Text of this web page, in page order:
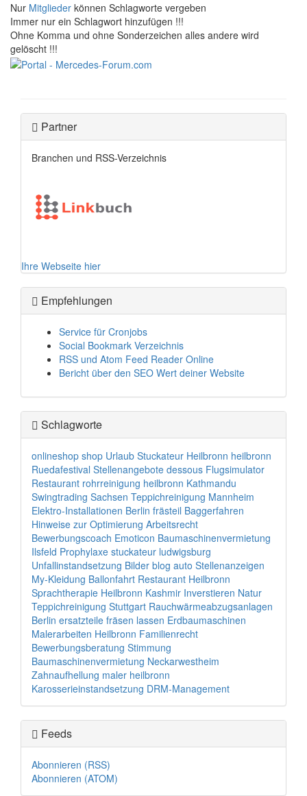
Nur Mitglieder können Schlagworte vergeben
Immer nur ein Schlagwort hinzufügen !!!
Ohne Komma und ohne Sonderzeichen alles andere wird
gelöscht !!!
Partner
Branchen und RSS-Verzeichnis
Ihre Webseite hier
Empfehlungen
Service für Cronjobs
Social Bookmark Verzeichnis
RSS und Atom Feed Reader Online
Bericht über den SEO Wert deiner Website
Schlagworte
onlineshop shop Urlaub Stuckateur Heilbronn heilbronn
Ruedafestival Stellenangebote dessous Flugsimulator
Restaurant rohrreinigung heilbronn Kathmandu
Swingtrading Sachsen Teppichreinigung Mannheim
Elektro-Installationen Berlin frästeil Baggerfahren
Hinweise zur Optimierung Arbeitsrecht
Bewerbungscoach Emoticon Baumaschinenvermietung
Ilsfeld Prophylaxe stuckateur ludwigsburg
Unfallinstandsetzung Bilder blog auto Stellenanzeigen
My-Kleidung Ballonfahrt Restaurant Heilbronn
Sprachtherapie Heilbronn Kashmir Inverstieren Natur
Teppichreinigung Stuttgart Rauchwärmeabzugsanlagen
Berlin ersatzteile fräsen lassen Erdbaumaschinen
Malerarbeiten Heilbronn Familienrecht
Bewerbungsberatung Stimmung
Baumaschinenvermietung Neckarwestheim
Zahnaufhellung maler heilbronn
Karosserieinstandsetzung DRM-Management
Feeds
Abonnieren (RSS)
Abonnieren (ATOM)